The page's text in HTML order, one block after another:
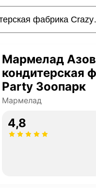
Мармелад
кондитерская
Party Зоопарк
Мармелад
4,8